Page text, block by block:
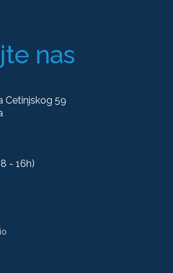
nas
Cetinjskog 59
- 16h)